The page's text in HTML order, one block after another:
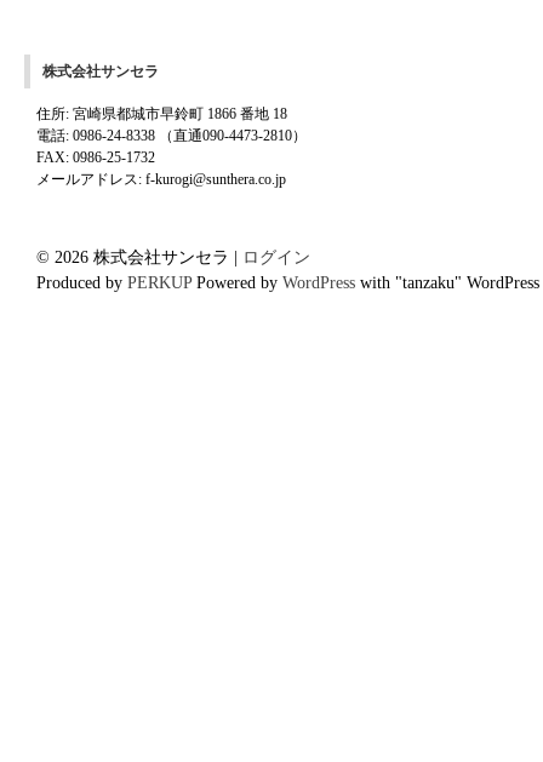
株式会社サンセラ
住所: 宮崎県都城市早鈴町 1866 番地 18
電話: 0986-24-8338 （直通090-4473-2810）
FAX: 0986-25-1732
メールアドレス: f-kurogi@sunthera.co.jp
© 2026 株式会社サンセラ |
ログイン
Produced by PERKUPPowered by WordPress with "tanzaku"